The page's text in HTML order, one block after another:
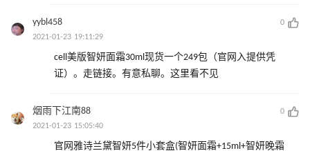
yybl458
0
2021-01-23 19:11:29
cell美版智妍面霜30ml现货一个249包（官网入提供凭
证）。走链接。有意私聊。这里看不见
烟雨下江南88
0
2021-01-23 15:05:40
官网雅诗兰黛智妍5件小套盒(智妍面霜+15ml+智妍晚霜